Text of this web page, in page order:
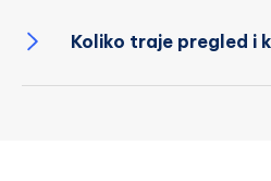
Koliko traje pregled i